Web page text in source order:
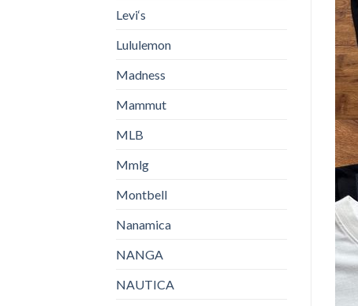
Levi‘s
Lululemon
Madness
Mammut
MLB
Mmlg
Montbell
Nanamica
NANGA
NAUTICA